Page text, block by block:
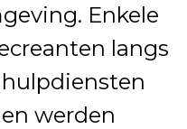
Enkele
langs
werden